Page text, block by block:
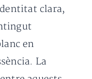
clara,
en
La